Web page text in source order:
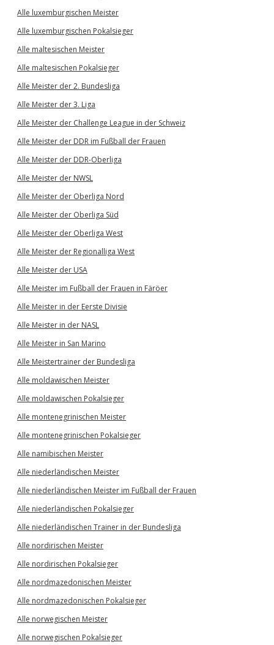
Alle luxemburgischen Meister
Alle luxemburgischen Pokalsieger
Alle maltesischen Meister
Alle maltesischen Pokalsieger
Alle Meister der 2. Bundesliga
Alle Meister der 3. Liga
Alle Meister der Challenge League in der Schweiz
Alle Meister der DDR im Fußball der Frauen
Alle Meister der DDR-Oberliga
Alle Meister der NWSL
Alle Meister der Oberliga Nord
Alle Meister der Oberliga Süd
Alle Meister der Oberliga West
Alle Meister der Regionalliga West
Alle Meister der USA
Alle Meister im Fußball der Frauen in Färöer
Alle Meister in der Eerste Divisie
Alle Meister in der NASL
Alle Meister in San Marino
Alle Meistertrainer der Bundesliga
Alle moldawischen Meister
Alle moldawischen Pokalsieger
Alle montenegrinischen Meister
Alle montenegrinischen Pokalsieger
Alle namibischen Meister
Alle niederländischen Meister
Alle niederländischen Meister im Fußball der Frauen
Alle niederländischen Pokalsieger
Alle niederländischen Trainer in der Bundesliga
Alle nordirischen Meister
Alle nordirischen Pokalsieger
Alle nordmazedonischen Meister
Alle nordmazedonischen Pokalsieger
Alle norwegischen Meister
Alle norwegischen Pokalsieger